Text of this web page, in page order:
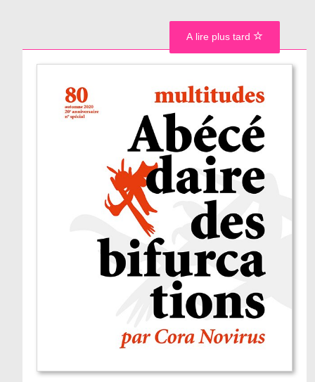
A lire plus tard